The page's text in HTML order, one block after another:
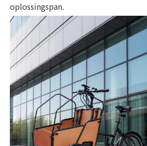
oplossingspan.